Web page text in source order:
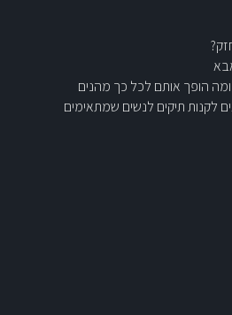
ומה הופך אותם לכל כך מהנים
לקנות תיקים לנשים שמתאימים